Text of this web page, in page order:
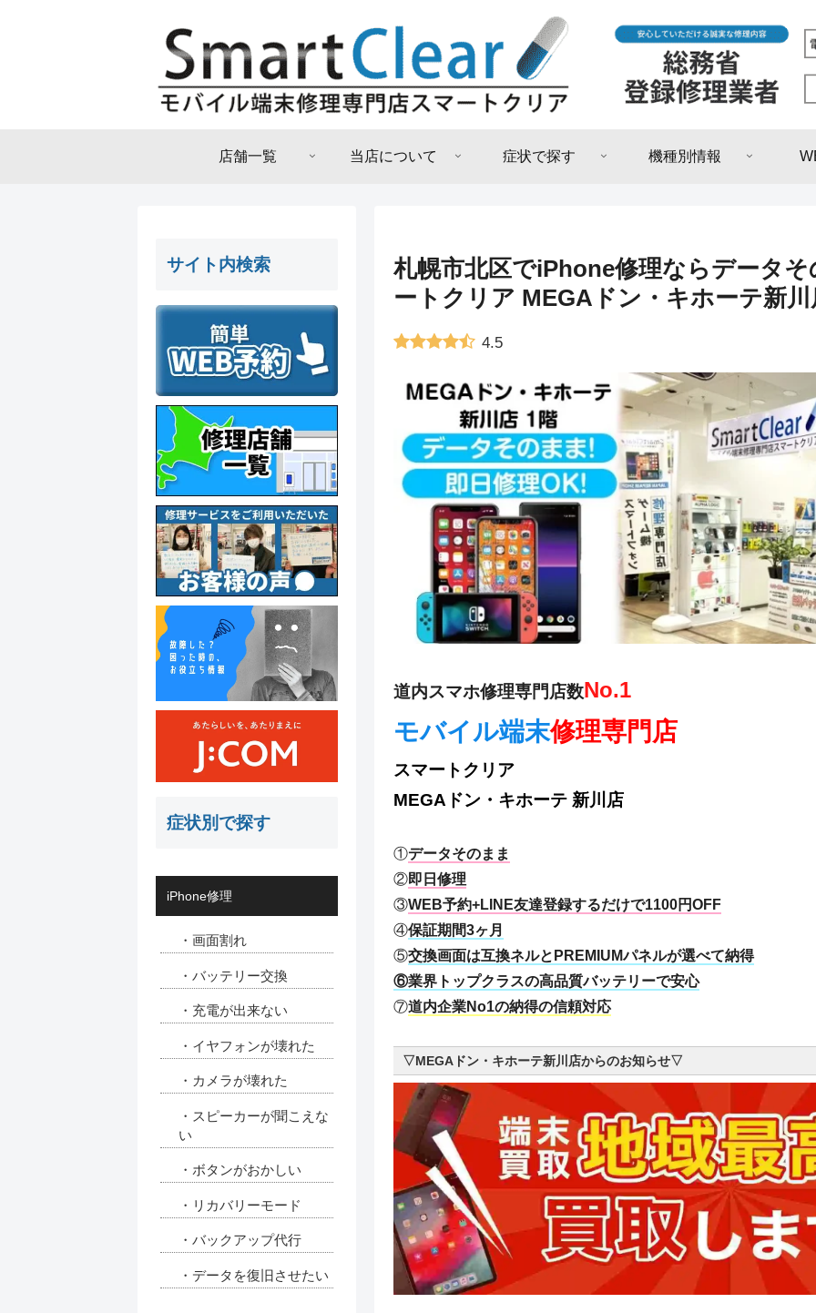
店舗一覧 当店について 症状で探す 機種別情報
札幌市北区でiPhone修理ならデータ
ートクリア MEGAドン・キホーテ新
4.5
道内スマホ修理専門店数No.1
モバイル端末修理専門店
スマートクリア
MEGAドン・キホーテ 新川店
①データそのまま
②即日修理
③WEB予約+LINE友達登録するだけで1100円OFF
④保証期間3ヶ月
⑤交換画面は互換ネルとPREMIUMパネルが選べて納得
⑥業界トップクラスの高品質バッテリーで安心
⑦道内企業No1の納得の信頼対応
▽MEGAドン・キホーテ新川店からのお知らせ▽
サイト内検索
症状別で探す
iPhone修理
・画面割れ
・バッテリー交換
・充電が出来ない
・イヤフォンが壊れた
・カメラが壊れた
・スピーカーが聞こえな
い
・ボタンがおかしい
・リカバリーモード
・バックアップ代行
・データを復旧させたい